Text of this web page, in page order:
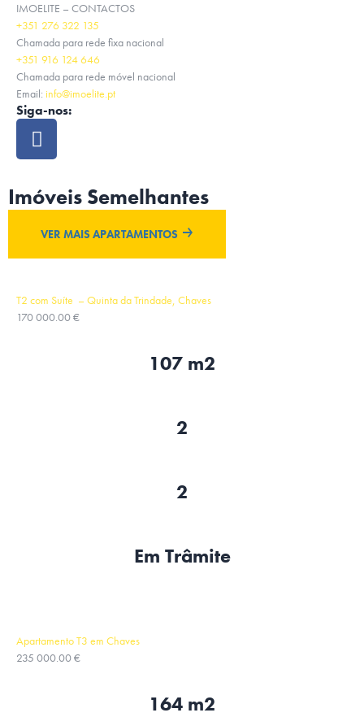
IMOELITE – CONTACTOS
+351 276 322 135
Chamada para rede fixa nacional
+351 916 124 646
Chamada para rede móvel nacional
Email: info@imoelite.pt
Siga-nos:
Imóveis Semelhantes
VER MAIS APARTAMENTOS
T2 com Suíte – Quinta da Trindade, Chaves
170 000.00 €
107 m2
2
2
Em Trâmite
Apartamento T3 em Chaves
235 000.00 €
164 m2